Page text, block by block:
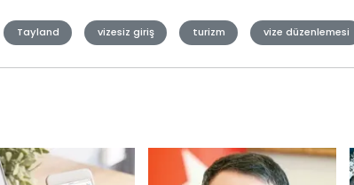
Tayland vizesiz giriş turizm vize düzenlemesi